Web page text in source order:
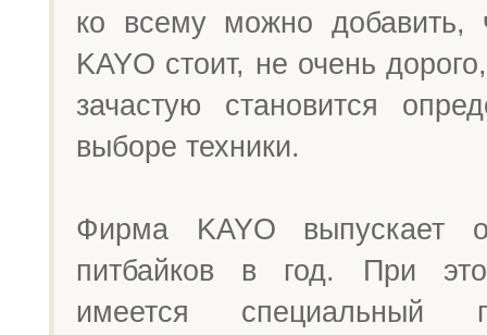
ко всему можно добавить,
KAYO стоит, не очень
зачастую становится
выборе техники.
Фирма KAYO выпускает
питбайков в год. При
имеется специальный